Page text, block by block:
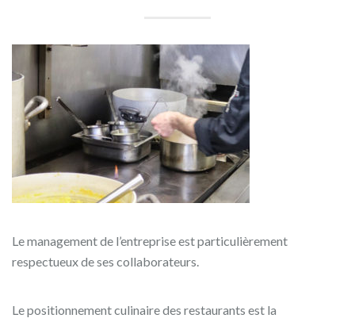
Le management de l’entreprise est particulièrement
respectueux de ses collaborateurs.
Le positionnement culinaire des restaurants est la